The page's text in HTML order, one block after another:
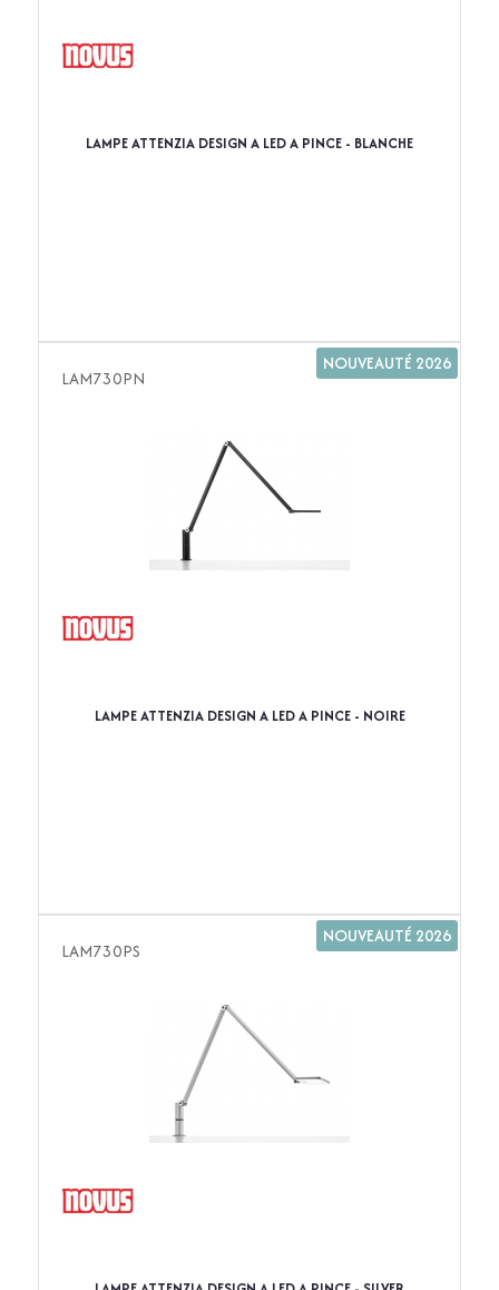
LAMPE ATTENZIA DESIGN A LED A PINCE - BLANCHE
LAM730PN
NOUVEAUTÉ 2026
LAMPE ATTENZIA DESIGN A LED A PINCE - NOIRE
LAM730PS
NOUVEAUTÉ 2026